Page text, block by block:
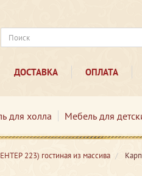
ДОСТАВКА ОПЛАТА
для холла Мебель для
223) гостиная из массива